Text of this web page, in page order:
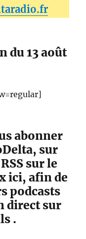
du 13 août
abonner
sur
sur le
ici, afin de
podcasts
direct sur
.